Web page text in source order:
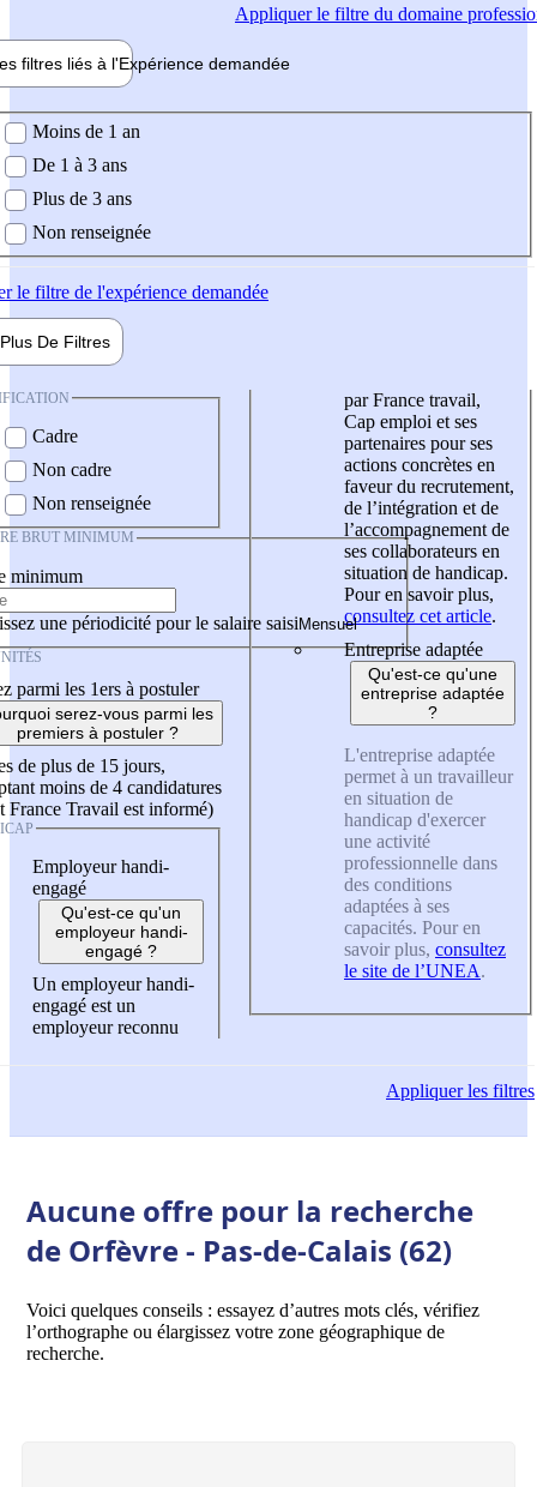
Appliquerle filtre du domaine
filtres liés à l'Expérience demandée
demandée
Moins de 1 an
De 1 à 3 ans
Plus de 3 ans
Non renseignée
le filtre de l'expérience demandée
Plus De Filtres
Cadre
Non cadre
Non renseignée
BRUT MINIMUM
minimum
une périodicité pour le salaire saisi
parmi les 1ers à postuler
serez-vous parmi les
premiers à postuler ?
de plus de 15 jours,
moins de 4 candidatures
France Travail est informé)
Employeur handi-
engagé
Qu'est-ce qu'un
employeur handi-
engagé ?
Un employeur handi-
engagé est un
employeur reconnu
par France travail,
Cap emploi et ses
partenaires pour ses
actions concrètes en
faveur du recrutement,
de l’intégration et de
l’accompagnement de
ses collaborateurs en
situation de handicap.
Pour en savoir plus,
consultez cet article.
Entreprise adaptée
Qu'est-ce qu'une
entreprise adaptée
?
L'entreprise adaptée
permet à un travailleur
en situation de
handicap d'exercer
une activité
professionnelle dans
des conditions
adaptées à ses
capacités. Pour en
savoir plus, consultez
le site de l’UNEA.
Appliquerles filtres
Aucune offre pour la recherche
de Orfèvre - Pas-de-Calais (62)
Voici quelques conseils : essayez d’autres mots clés, vérifiez
l’orthographe ou élargissez votre zone géographique de
recherche.